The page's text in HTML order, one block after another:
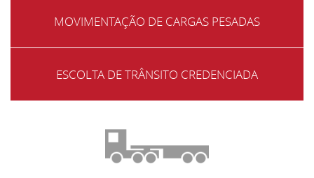
MOVIMENTAÇÃO DE CARGAS PESADAS
ESCOLTA DE TRÂNSITO CREDENCIADA